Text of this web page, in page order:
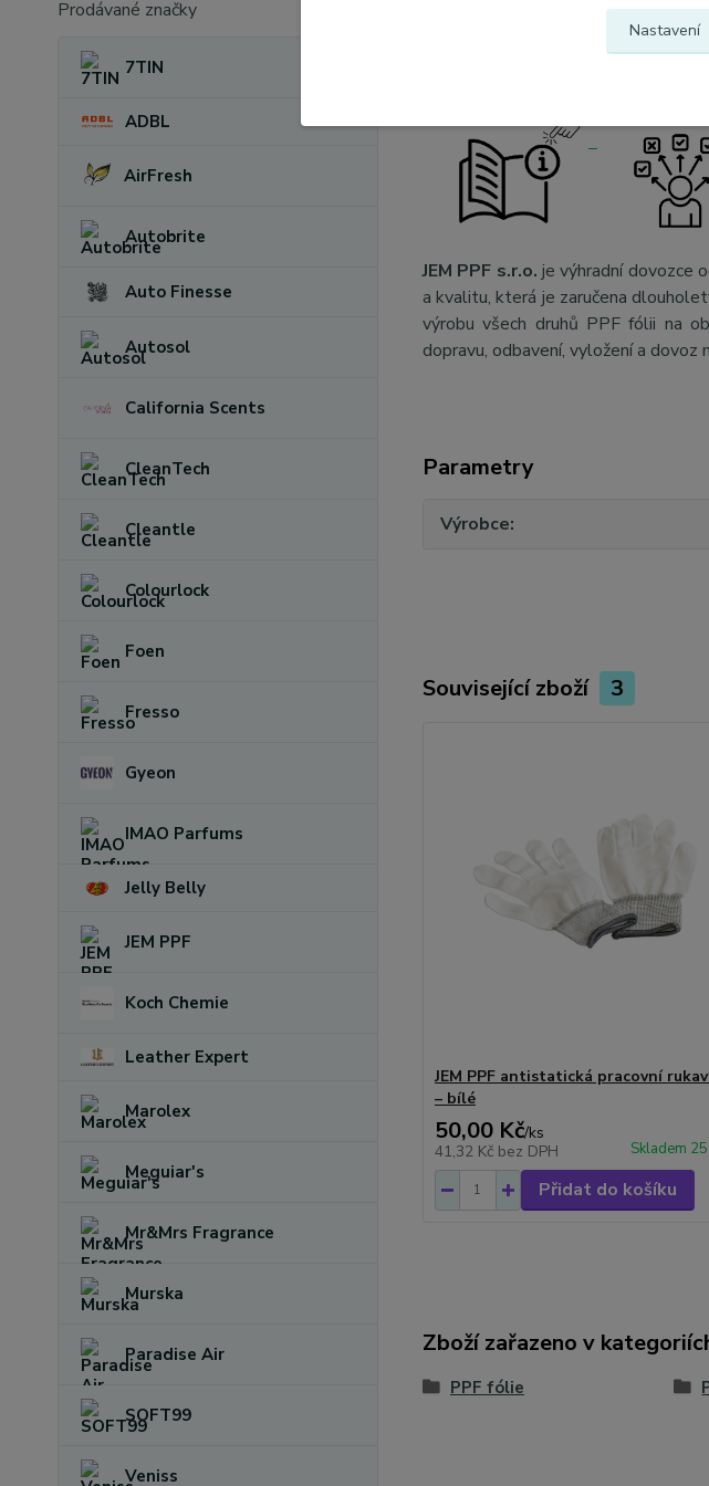
Prodávané značky
7TIN
ADBL
AirFresh
Autobrite
Auto Finesse
Autosol
California Scents
CleanTech
Cleantle
Colourlock
Foen
Fresso
Gyeon
IMAO Parfums
Jelly Belly
JEM PPF
Koch Chemie
Leather Expert
Marolex
Meguiar's
Mr&Mrs Fragrance
Murska
Paradise Air
SOFT99
Veniss
JEM PPF s.r.o. je výhradní dovozce
a kvalitu, která je zaručena
výrobu všech druhů PPF fólii na
dopravu, odbavení, vyložení a
Parametry
Výrobce
Související zboží 3
JEM PPF antistatická pracovní
– bílé
50,00 Kč/ks
41,32 Kč bez DPH Skladem
Přidat do košíku
Zboží zařazeno v
PPF fólie
Nastavení